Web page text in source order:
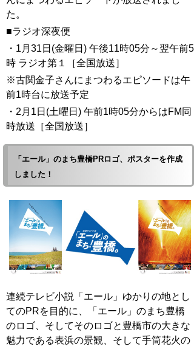
た。
■ラジオ深夜便
・ 1月31日(金曜日) 午後11時05分～翌午前5
時 ラジオ第１
［全国放送］
※古関金子さんにまつわるエピソードは午
前1時台に放送予定
・2月1日(土曜日) 午前1時05分からはFM同
時放送 ［全国放送］
「エール」のまち豊橋PRロゴ、ポスターを作成
しました！
連続テレビ小説「エール」ゆかりの地とし
てのPRを目的に、「エール」のまち豊橋
のロゴ、そしてそのロゴと豊橋市の大きな
魅力である表浜の景観、そして手筒花火の